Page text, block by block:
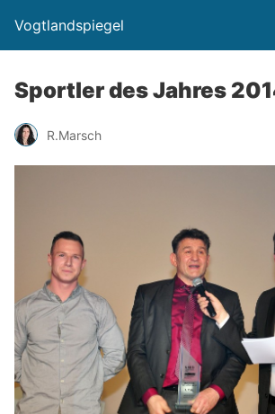
Vogtlandspiegel
Sportler des Jahres
R.Marsch